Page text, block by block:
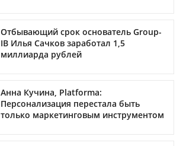
Отбывающий срок основатель Group-
IB Илья Сачков заработал 1,5
миллиарда рублей
Анна Кучина, Platforma:
Персонализация перестала быть
только маркетинговым инструментом